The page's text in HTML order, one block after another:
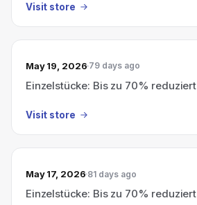
Visit store
May 19, 2026 79 days ago
Einzelstücke: Bis zu 70% reduziert
Visit store
May 17, 2026 81 days ago
Einzelstücke: Bis zu 70% reduziert